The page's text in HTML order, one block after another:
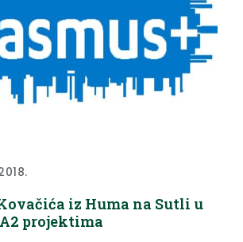
iz Huma na Sutli u
projektima